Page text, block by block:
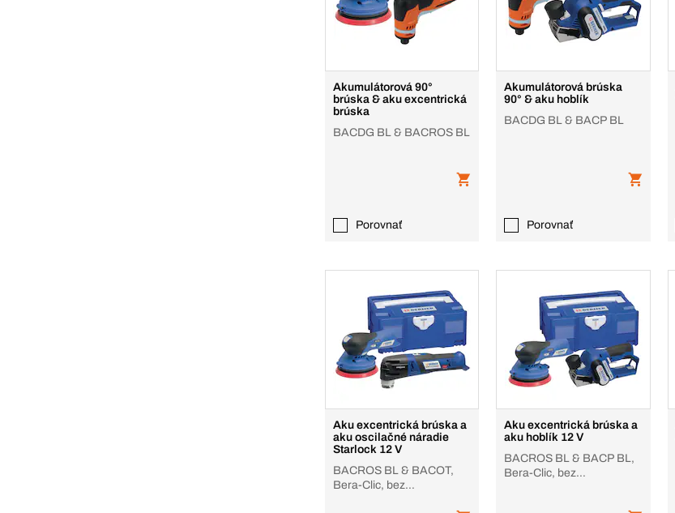
Akumulátorová 90°
brúska & aku excentrická
brúska
BACDG BL & BACROS BL
Porovnať
Akumulátorová brúska
90° & aku hoblík
BACDG BL & BACP BL
Porovnať
Aku excentrická brúska a
aku oscilačné náradie
Starlock 12 V
BACROS BL & BACOT,
Bera-Clic, bez
Aku excentrická brúska a
aku hoblík 12 V
BACROS BL & BACP BL,
Bera-Clic, bez